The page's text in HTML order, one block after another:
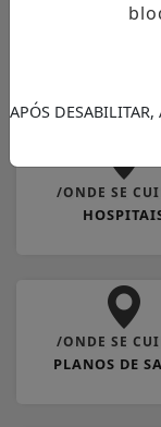
/ONDE SE
/ONDE SE
PLANOS DE
APÓS